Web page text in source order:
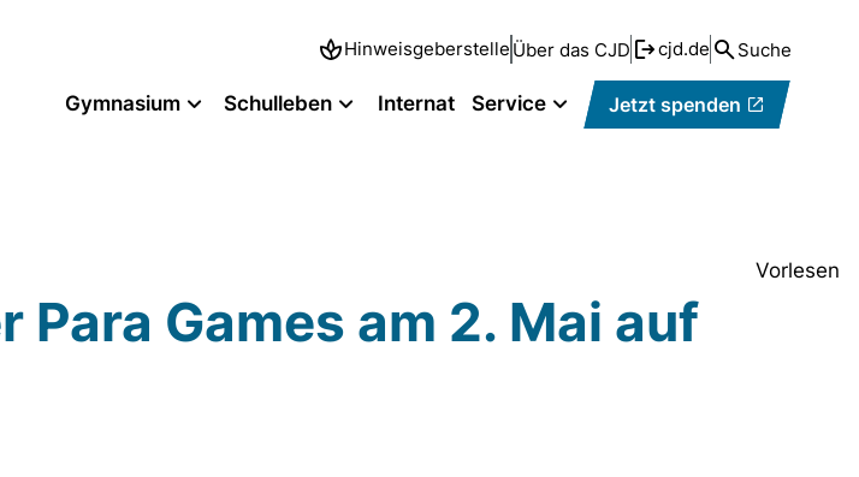
Hinweisgeberstelle Über das CJD cjd.de Suche
Jetzt spenden
Gymnasium Schulleben Internat Service
Vorlesen
Para Games am 2. Mai auf